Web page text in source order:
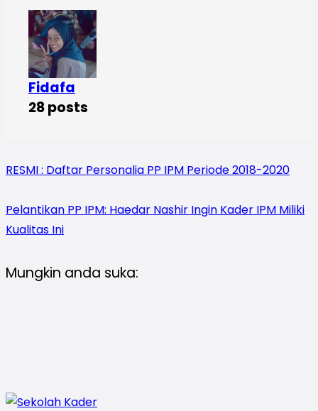
Fidafa
28 posts
RESMI : Daftar Personalia PP IPM Periode 2018-2020
Pelantikan PP IPM: Haedar Nashir Ingin Kader IPM Miliki
Kualitas Ini
Mungkin anda suka: